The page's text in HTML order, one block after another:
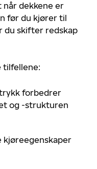
dekkene er
før du kjører til
du skifter redskap
tilfellene:
forbedrer
og -strukturen
kjøreegenskaper